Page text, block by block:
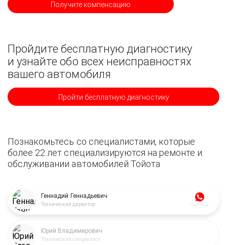
Получите компенсацию
Пройдите бесплатную диагностику
и узнайте обо всех неисправностях
вашего автомобиля
Пройти бесплатную диагностику
Познакомьтесь со специалистами, которые
более 22 лет специализируются на ремонте и
обслуживании автомобилей Тойота
Геннадий Геннадьевич
Технический директор WhatsApp
Юрий Владимирович
Технический специалист